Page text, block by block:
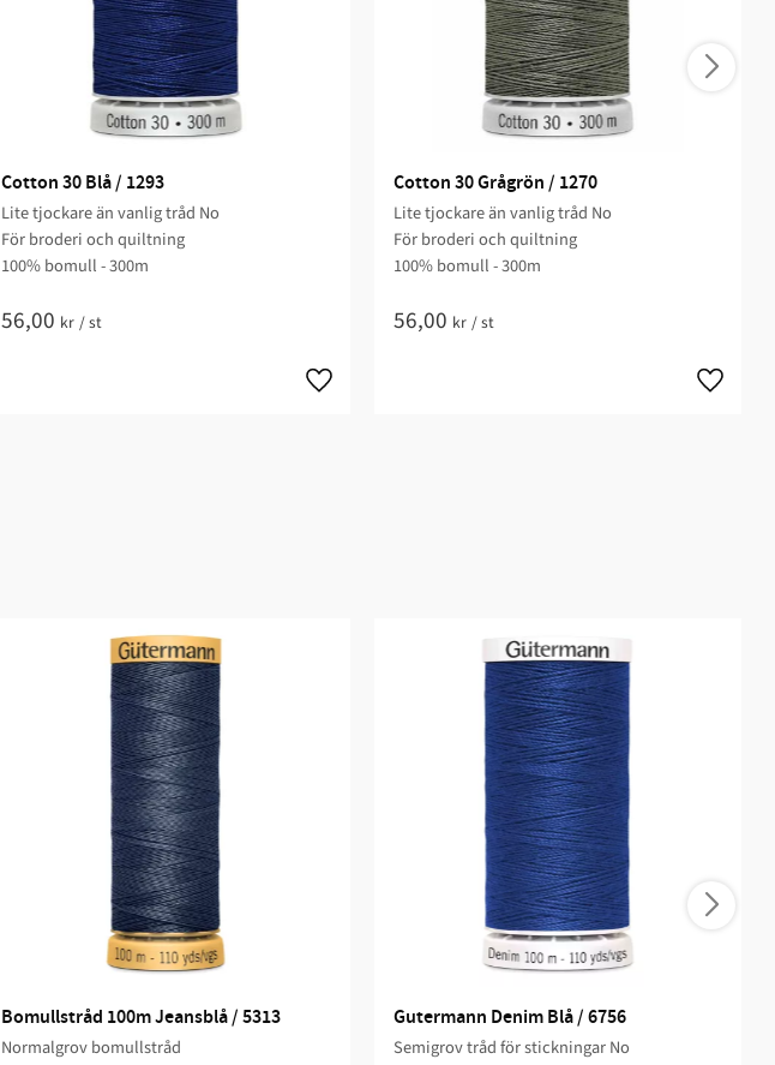
Cotton 30 Blå / 1293
Lite tjockare än vanlig tråd No
För broderi och quiltning​
100% bomull - 300m
56,00 kr /st
Cotton 30 Grågrön / 1270
Lite tjockare än vanlig tråd No
För broderi och quiltning​
100% bomull - 300m
56,00 kr /st
Bomullstråd 100m Jeansblå / 5313
Normalgrov bomullstråd
Gutermann Denim Blå / 6756
Semigrov tråd för stickningar No